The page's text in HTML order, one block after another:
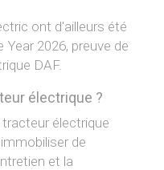
ont d'ailleurs été
2026, preuve de
DAF.
électrique ?
électrique
de
et la